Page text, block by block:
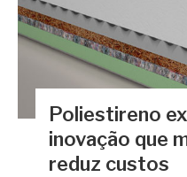
Poliestireno
inovação que
reduz custos